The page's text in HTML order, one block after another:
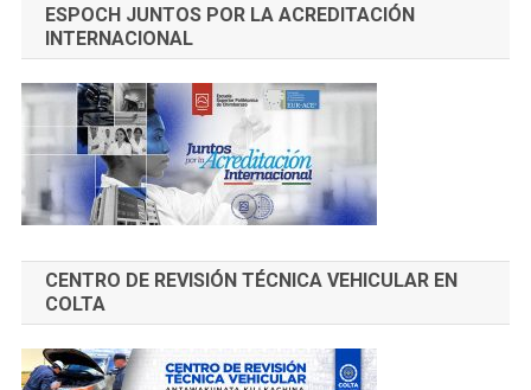
ESPOCH JUNTOS POR LA ACREDITACIÓN
INTERNACIONAL
CENTRO DE REVISIÓN TÉCNICA VEHICULAR EN
COLTA